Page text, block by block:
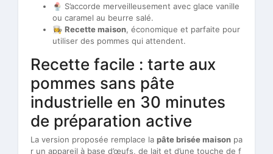
🍨 S’accorde merveilleusement avec glace vanille
ou caramel au beurre salé.
👩‍🍳 Recette maison, économique et parfaite pour
utiliser des pommes qui attendent.
Recette facile : tarte aux
pommes sans pâte
industrielle en 30 minutes
de préparation active
La version proposée remplace la pâte brisée maison pa
r un appareil à base d’œufs, de lait et d’une touche de f